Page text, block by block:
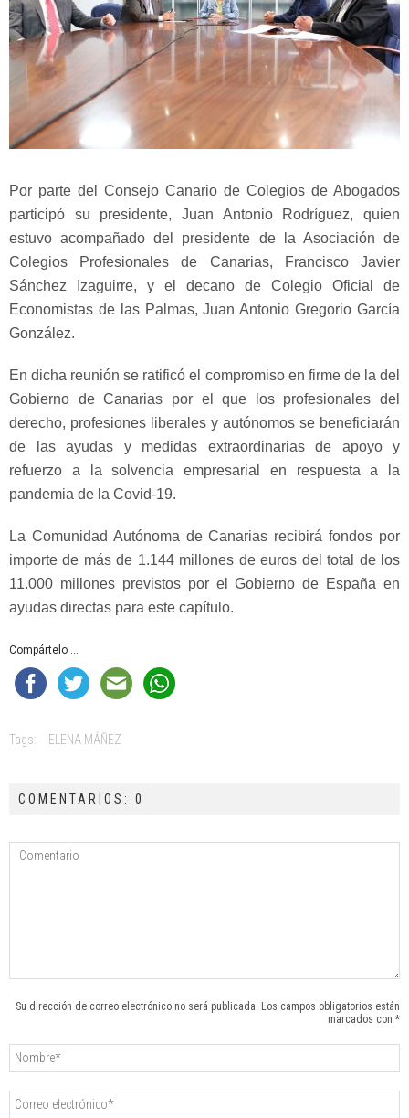
Por parte del Consejo Canario de Colegios de Abogados
participó su presidente, Juan Antonio Rodríguez, quien
estuvo acompañado del presidente de la Asociación de
Colegios Profesionales de Canarias, Francisco Javier
Sánchez Izaguirre, y el decano de Colegio Oficial de
Economistas de las Palmas, Juan Antonio Gregorio García
González.
En dicha reunión se ratificó el compromiso en firme de la del
Gobierno de Canarias por el que los profesionales del
derecho, profesiones liberales y autónomos se beneficiarán
de las ayudas y medidas extraordinarias de apoyo y
refuerzo a la solvencia empresarial en respuesta a la
pandemia de la Covid-19.
La Comunidad Autónoma de Canarias recibirá fondos por
importe de más de 1.144 millones de euros del total de los
11.000 millones previstos por el Gobierno de España en
ayudas directas para este capítulo.
Compártelo ...
Tags: ELENA MÁÑEZ
COMENTARIOS: 0
Su dirección de correo electrónico no será publicada. Los campos obligatorios están
marcados con *